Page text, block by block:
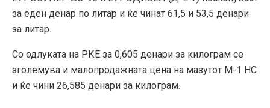
за еден денар по литар и ќе чинат 61,5 и 53,5 денари
за литар.
Со одлуката на РКЕ за 0,605 денари за килограм се
зголемува и малопродажната цена на мазутот М-1 НС
и ќе чини 26,585 денари за килограм.